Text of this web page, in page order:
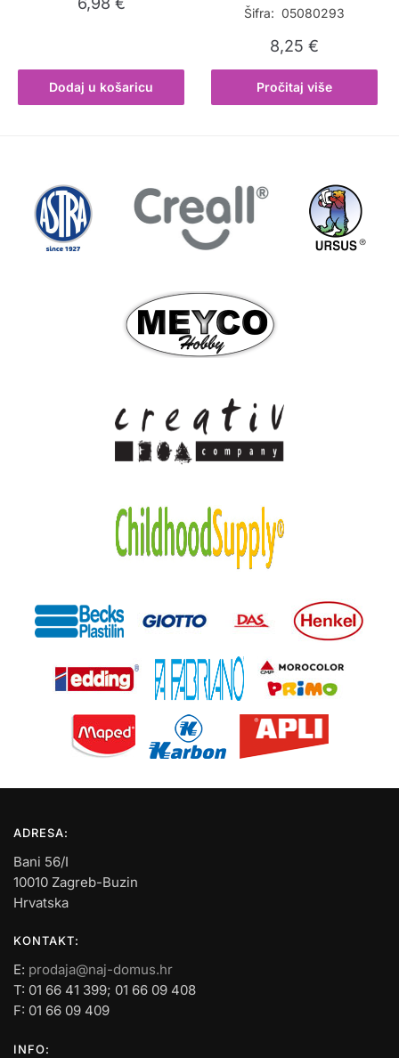
Dodaj u košaricu
Šifra: 05080293
8,25€
Pročitaj više
ADRESA:
Bani 56/I
10010 Zagreb-Buzin
Hrvatska
KONTAKT:
E: prodaja@naj-domus.hr
T: 01 66 41 399; 01 66 09 408
F: 01 66 09 409
INFO: